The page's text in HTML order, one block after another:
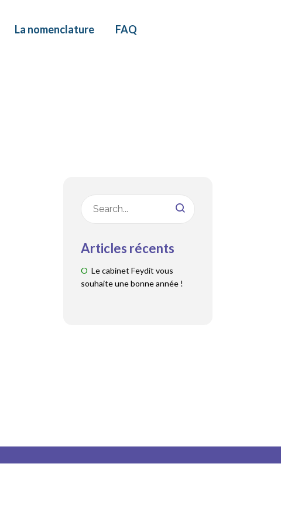
La nomenclature FAQ
Articles récents
Le cabinet Feydit vous
souhaite une bonne année !